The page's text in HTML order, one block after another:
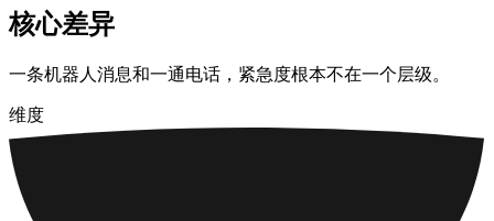
核心差异
一条机器人消息和一通电话，紧急度根本不在一个层级。
维度